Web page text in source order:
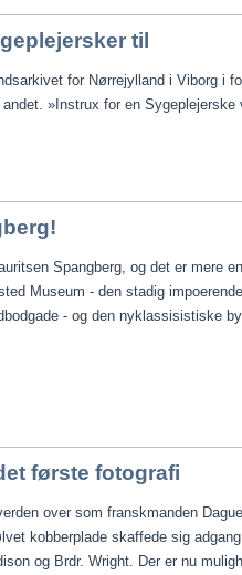
til
for Nørrejylland i Viborg i
»Instrux for en
Spangberg, og det er mere
Museum - den stadig
- og den nyklassisistiske
første fotografi
over som franskmanden
kobberplade skaffede sig
og Brdr. Wright. Der er nu